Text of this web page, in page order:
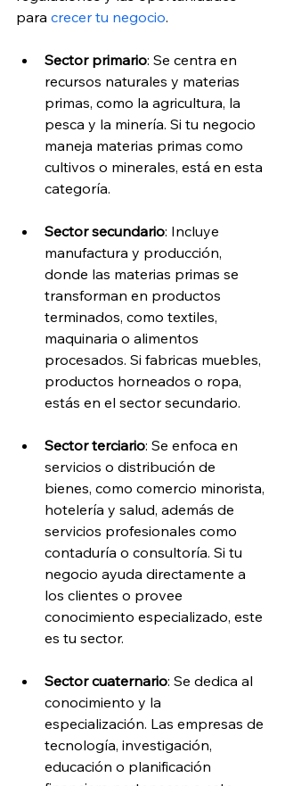
para crecer tu negocio.
Sector primario: Se centra en
recursos naturales y materias
primas, como la agricultura, la
pesca y la minería. Si tu negocio
maneja materias primas como
cultivos o minerales, está en esta
categoría.
Sector secundario: Incluye
manufactura y producción,
donde las materias primas se
transforman en productos
terminados, como textiles,
maquinaria o alimentos
procesados. Si fabricas muebles,
productos horneados o ropa,
estás en el sector secundario.
Sector terciario: Se enfoca en
servicios o distribución de
bienes, como comercio minorista,
hotelería y salud, además de
servicios profesionales como
contaduría o consultoría. Si tu
negocio ayuda directamente a
los clientes o provee
conocimiento especializado, este
es tu sector.
Sector cuaternario: Se dedica al
conocimiento y la
especialización. Las empresas de
tecnología, investigación,
educación o planificación